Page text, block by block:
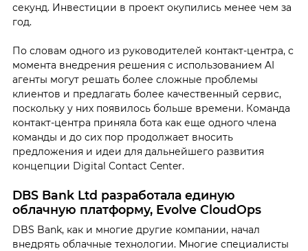
секунд. Инвестиции в проект окупились менее чем за
год.
По словам одного из руководителей контакт-центра, с
момента внедрения решения с использованием AI
агенты могут решать более сложные проблемы
клиентов и предлагать более качественный сервис,
поскольку у них появилось больше времени. Команда
контакт-центра приняла бота как еще одного члена
команды и до сих пор продолжает вносить
предложения и идеи для дальнейшего развития
концепции Digital Contact Center.
DBS Bank Ltd разработала единую
облачную платформу, Evolve CloudOps
DBS Bank, как и многие другие компании, начал
внедрять облачные технологии. Многие специалисты